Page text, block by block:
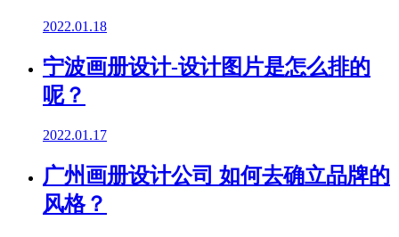
2022.01.18
宁波画册设计-设计图片是怎么排的
呢？
2022.01.17
广州画册设计公司 如何去确立品牌的
风格？